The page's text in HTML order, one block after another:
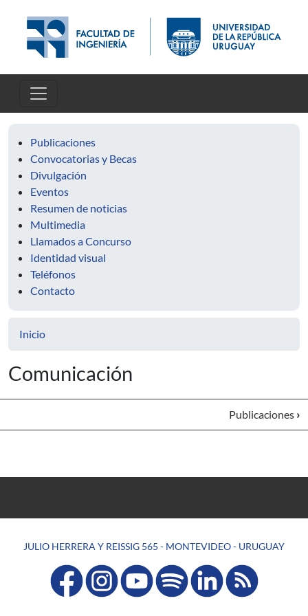
Publicaciones
Convocatorias y Becas
Divulgación
Eventos
Resumen de noticias
Multimedia
Llamados a Concurso
Identidad visual
Teléfonos
Contacto
Inicio
Comunicación
Publicaciones ›
JULIO HERRERA Y REISSIG 565 - MONTEVIDEO - URUGUAY